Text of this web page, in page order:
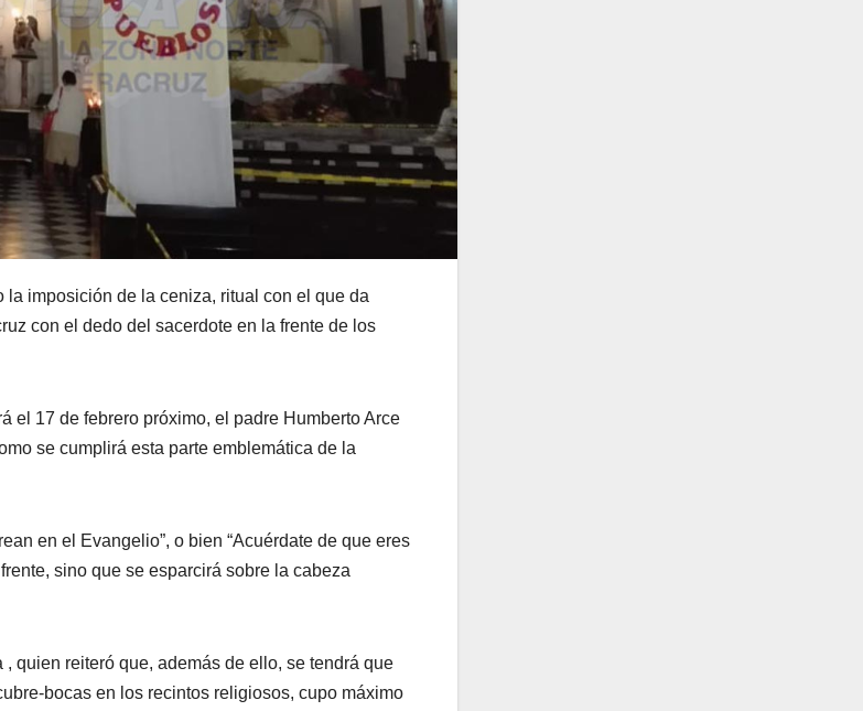
imposición de la ceniza, ritual con el que da
con el dedo del sacerdote en la frente de los
el 17 de febrero próximo, el padre Humberto Arce
se cumplirá esta parte emblemática de la
en el Evangelio”, o bien “Acuérdate de que eres
sino que se esparcirá sobre la cabeza
quien reiteró que, además de ello, se tendrá que
bocas en los recintos religiosos, cupo máximo